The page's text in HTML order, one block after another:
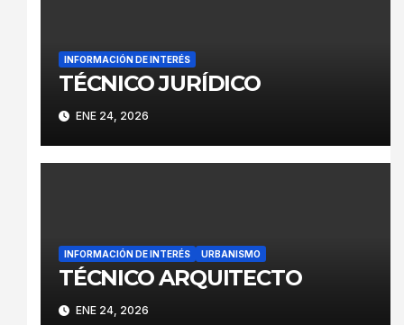
INFORMACIÓN DE INTERÉS
TÉCNICO JURÍDICO
ENE 24, 2026
INFORMACIÓN DE INTERÉS URBANISMO
TÉCNICO ARQUITECTO
ENE 24, 2026